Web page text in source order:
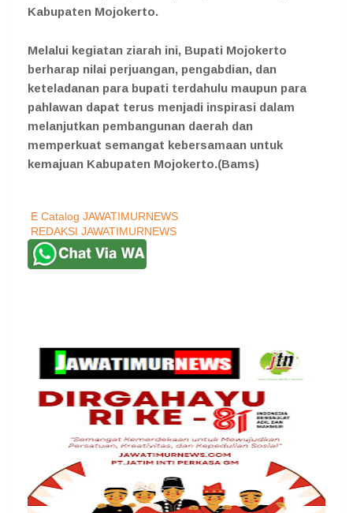
Kabupaten Mojokerto.
Melalui kegiatan ziarah ini, Bupati Mojokerto
berharap nilai perjuangan, pengabdian, dan
keteladanan para bupati terdahulu maupun para
pahlawan dapat terus menjadi inspirasi dalam
melanjutkan pembangunan daerah dan
memperkuat semangat kebersamaan untuk
kemajuan Kabupaten Mojokerto.(Bams)
E Catalog JAWATIMURNEWS
REDAKSI JAWATIMURNEWS